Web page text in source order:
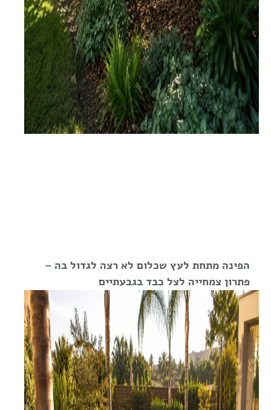
הפינה מתחת לעץ שכלום לא רצה לגדול בה –
פתרון צמחייה לצל כבד בגבעתיים